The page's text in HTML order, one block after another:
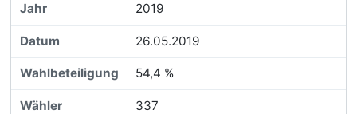
2019
26.05.2019
54,4 %
337